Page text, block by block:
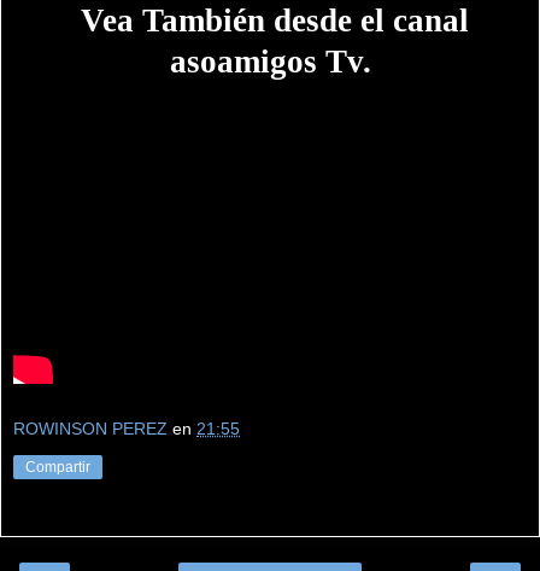
Vea También desde el canal
asoamigos Tv.
ROWINSON PEREZ en 21:55
Compartir